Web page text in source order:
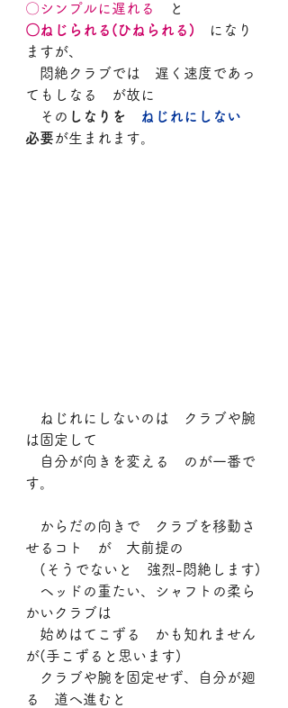
〇シンプルに遅れる
と
〇ねじられる(ひねられる) になり
ますが、
悶絶クラブでは　遅く速度であっ
てもしなる　が故に
その しなりを
ねじれにしない
必要が生まれます。
ねじれにしないのは　クラブや腕
は固定して
自分が向きを変える　のが一番で
す。
からだの向きで　クラブを移動さ
せるコト　が　大前提の
(そうでないと　強烈-悶絶します)
ヘッドの重たい、シャフトの柔ら
かいクラブは
始めはてこずる　かも知れません
が(手こずると思います)
クラブや腕を固定せず、自分が廻
る　道へ進むと